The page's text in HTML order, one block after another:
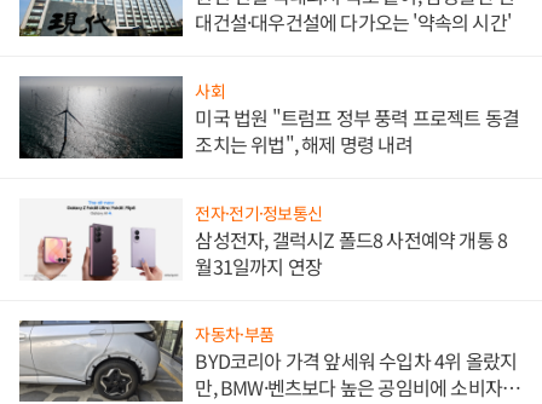
대건설·대우건설에 다가오는 '약속의 시간'
사회
미국 법원 "트럼프 정부 풍력 프로젝트 동결
조치는 위법", 해제 명령 내려
전자·전기·정보통신
삼성전자, 갤럭시Z 폴드8 사전예약 개통 8
월31일까지 연장
자동차·부품
BYD코리아 가격 앞세워 수입차 4위 올랐지
만, BMW·벤츠보다 높은 공임비에 소비자